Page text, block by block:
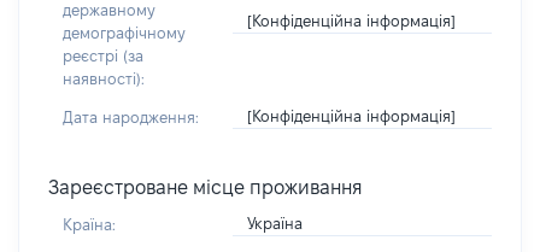
державному
демографічному
реєстрі (за
наявності):
[Конфіденційна інформація]
Дата народження: [Конфіденційна інформація]
Зареєстроване місце проживання
Країна: Україна